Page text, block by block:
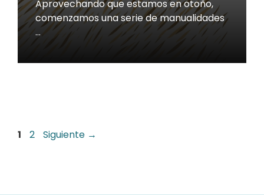
Aprovechando que estamos en otoño,
comenzamos una serie de manualidades
…
Página
1 Página
2 Siguiente →